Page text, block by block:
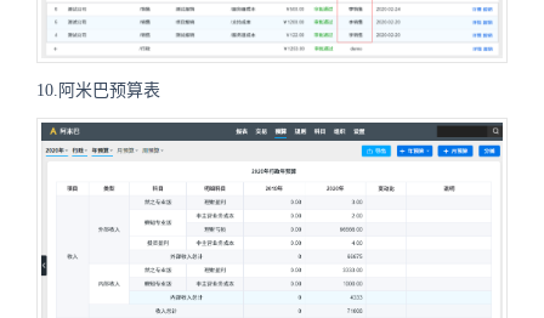
10.阿米巴预算表